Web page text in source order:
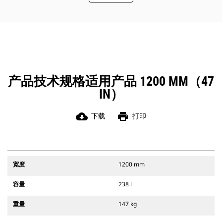
产品技术规格适用产品 1200 MM（47
IN）
cloud_download 下载 print 打印
宽度 1200 mm
容量 238 l
重量 147 kg